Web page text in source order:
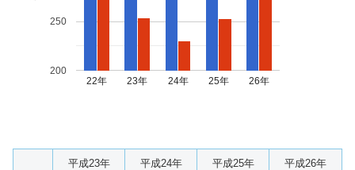
22年 23年 24年 25年 26年
200
250
平成23年 平成24年 平成25年 平成26年